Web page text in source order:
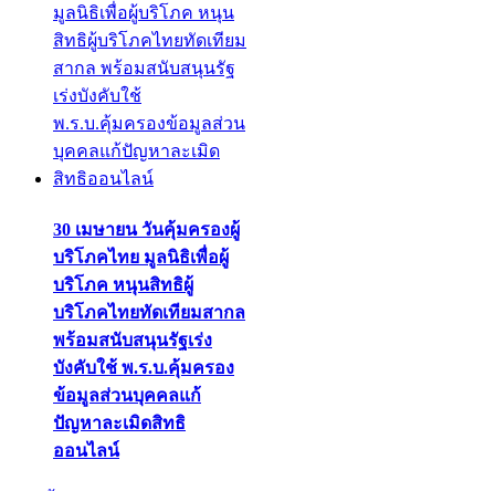
30 เมษายน วันคุ้มครองผู้
บริโภคไทย มูลนิธิเพื่อผู้
บริโภค หนุนสิทธิผู้
บริโภคไทยทัดเทียมสากล
พร้อมสนับสนุนรัฐเร่ง
บังคับใช้ พ.ร.บ.คุ้มครอง
ข้อมูลส่วนบุคคลแก้
ปัญหาละเมิดสิทธิ
ออนไลน์